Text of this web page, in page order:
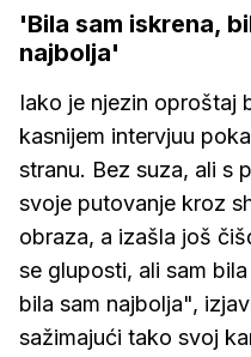
'Bila sam iskrena,
najbolja'
Iako je njezin oproštaj
kasnijem intervjuu
stranu. Bez suza, ali s
svoje putovanje kroz
obraza, a izašla još
se gluposti, ali sam
bila sam najbolja",
sažimajući tako svoj